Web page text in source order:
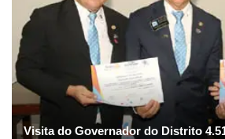
Visita do Governador do Distrito